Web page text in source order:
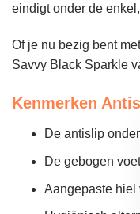
eindigt onder de
Of je nu bezig bent
Savvy Black Sparkle
Kenmerken
De antislip
De gebogen
Aangepaste hiel